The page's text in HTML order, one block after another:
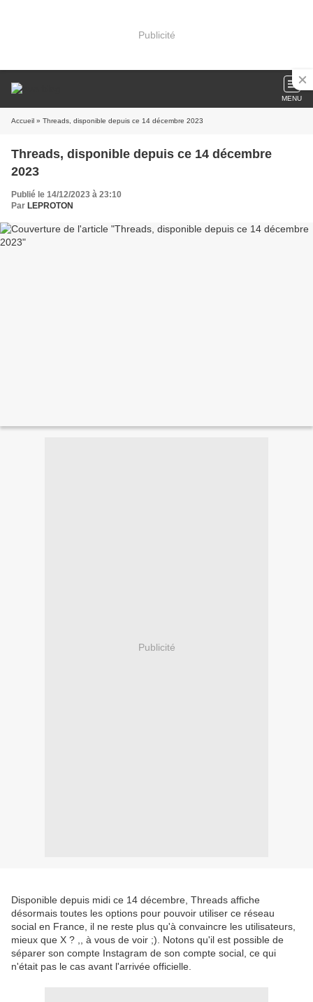
Publicité
MENU
Accueil » Threads, disponible depuis ce 14 décembre 2023
Threads, disponible depuis ce 14 décembre
2023
Publié le 14/12/2023 à 23:10
Par LEPROTON
Publicité
Disponible depuis midi ce 14 décembre, Threads affiche
désormais toutes les options pour pouvoir utiliser ce réseau
social en France, il ne reste plus qu'à convaincre les utilisateurs,
mieux que X ? ,, à vous de voir ;). Notons qu'il est possible de
séparer son compte Instagram de son compte social, ce qui
n'était pas le cas avant l'arrivée officielle.